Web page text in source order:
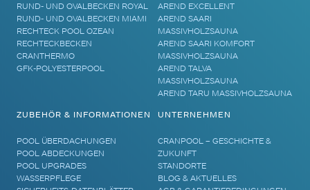
RUND- UND OVALBECKEN ROYAL
RUND- UND OVALBECKEN MIAMI
RECHTECK POOL OZEAN
RECHTECKBECKEN
CRANTHERMO
GFK-POLYESTERPOOL
AREND EXCELLENT
AREND SAARI
MASSIVHOLZSAUNA
AREND SAARI KOMFORT
MASSIVHOLZSAUNA
AREND TALVA
MASSIVHOLZSAUNA
AREND TARU MASSIVHOLZSAUNA
ZUBEHÖR & INFORMATIONEN
POOL ÜBERDACHUNGEN
POOL ABDECKUNGEN
POOL UPGRADES
WASSERPFLEGE
UNTERNEHMEN
CRANPOOL – GESCHICHTE &
ZUKUNFT
STANDORTE
BLOG & AKTUELLES